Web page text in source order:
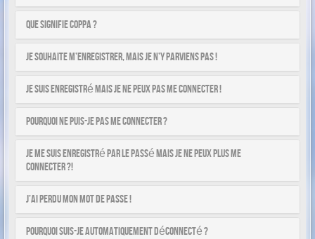
Que signifie COPPA ?
Je souhaite m’enregistrer, mais je n’y parviens pas !
Je suis enregistré mais je ne peux pas me connecter !
Pourquoi ne puis-je pas me connecter ?
Je me suis enregistré par le passé mais je ne peux plus me
connecter ?!
J’ai perdu mon mot de passe !
Pourquoi suis-je automatiquement déconnecté ?